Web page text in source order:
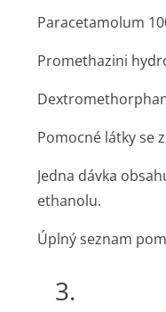
Paracetamolum
Promethazini
Pomocné látky se
Jedna dávka
ethanolu.
Úplný seznam
3.